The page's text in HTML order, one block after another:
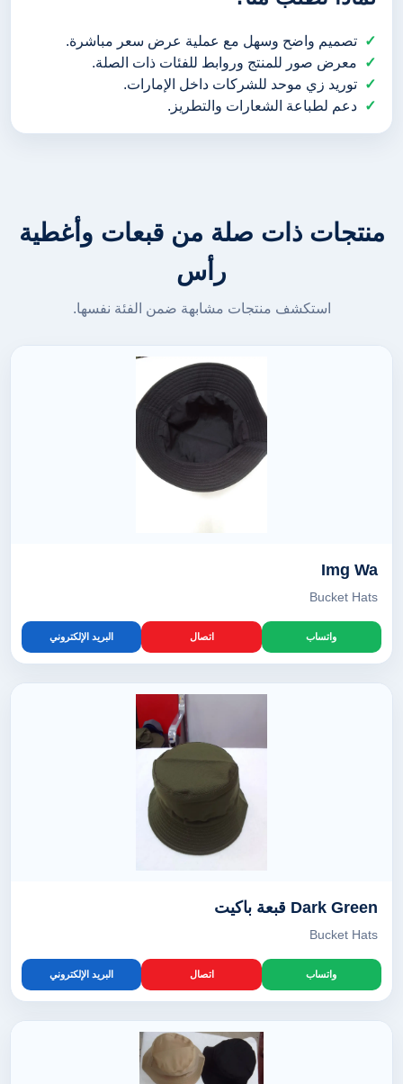
تصميم واضح وسهل مع عملية عرض سعر مباشرة.
معرض صور للمنتج وروابط للفئات ذات الصلة.
توريد زي موحد للشركات داخل الإمارات.
دعم لطباعة الشعارات والتطريز.
منتجات ذات صلة من قبعات وأغطية
رأس
استكشف منتجات مشابهة ضمن الفئة نفسها.
Img Wa
Bucket Hats
واتساب اتصال البريد الإلكتروني
Dark Green قبعة باكيت
Bucket Hats
واتساب اتصال البريد الإلكتروني